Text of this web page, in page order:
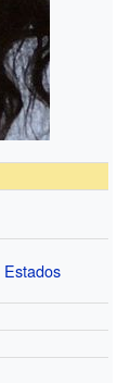
Estados